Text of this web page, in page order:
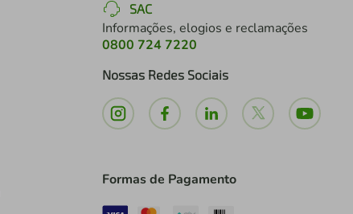
SAC
Informações, elogios e reclamações
0800 724 7220
Nossas Redes Sociais
Formas de Pagamento